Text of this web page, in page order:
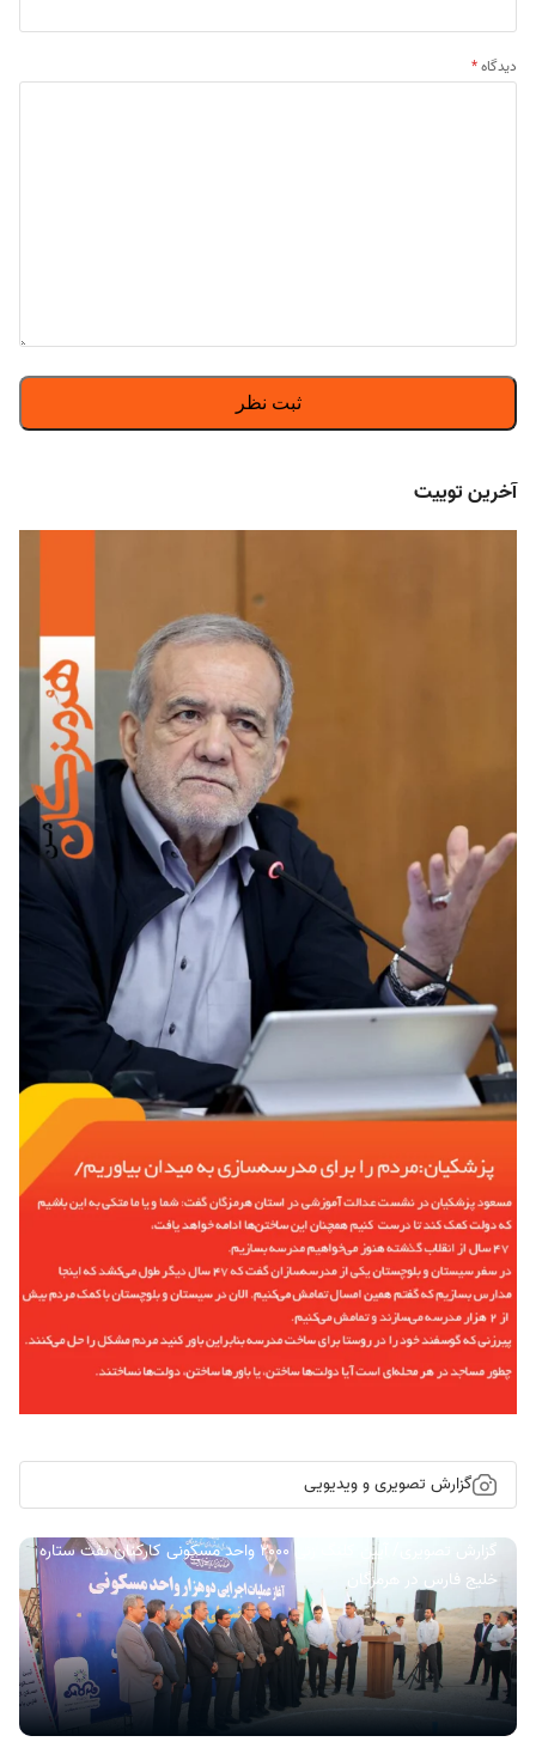
دیدگاه*
آخرین توییت
گزارش تصویری و ویدیویی
گزارش تصویری/ آیین کلنگ زنی ۲۰۰۰ واحد مسکونی کارکنان نفت ستاره
خلیج فارس در هرمزگان